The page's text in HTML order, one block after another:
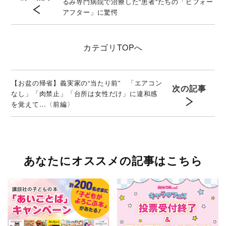
アフター」に驚愕
カテゴリ TOPへ
【お盆の帰省】義実家の“当たり前” 「エアコン
なし」「肉禁止」「台所は女性だけ」に違和感
を覚えて…〈前編〉
次の記事
あなたにオススメの記事はこちら